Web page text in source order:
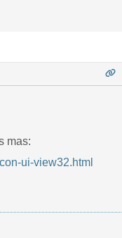
mas:
ui-view32.html